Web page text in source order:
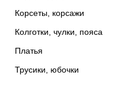
Корсеты, корсажи
Колготки, чулки, пояса
Платья
Трусики, юбочки